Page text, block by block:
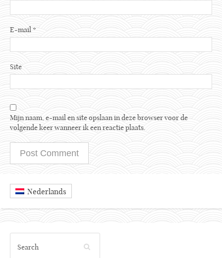
E-mail *
Site
Mijn naam, e-mail en site opslaan in deze browser voor de
volgende keer wanneer ik een reactie plaats.
Nederlands